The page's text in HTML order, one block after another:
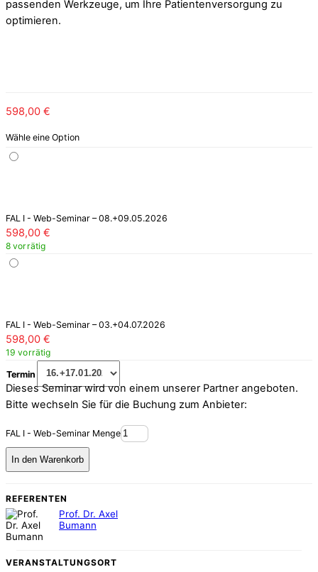
598,00 €
Wähle eine Option
FAL I - Web-Seminar – 08.+09.05.2026
598,00 €
8 vorrätig
FAL I - Web-Seminar – 03.+04.07.2026
598,00 €
19 vorrätig
Termin
Dieses Seminar wird von einem unserer Partner angeboten.
Bitte wechseln Sie für die Buchung zum Anbieter:
FAL I - Web-Seminar Menge
In den Warenkorb
REFERENTEN
Prof. Dr. Axel
Bumann
VERANSTALTUNGSORT